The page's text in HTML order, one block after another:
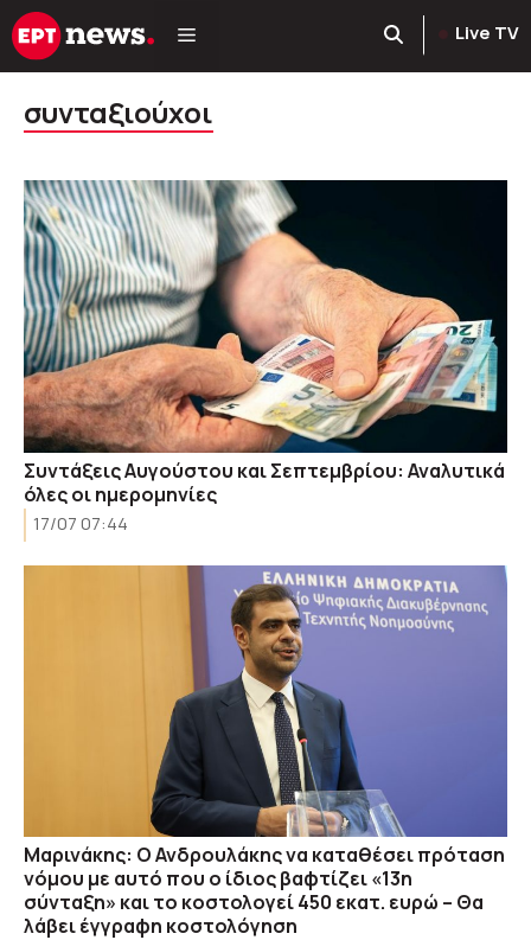
Μετάβαση
σε
Live TV
συνταξιούχοι
Συντάξεις Αυγούστου και Σεπτεμβρίου: Αναλυτικά
όλες οι ημερομηνίες
17/07 07:44
Μαρινάκης: Ο Ανδρουλάκης να καταθέσει πρόταση
νόμου με αυτό που ο ίδιος βαφτίζει «13η
σύνταξη» και το κοστολογεί 450 εκατ. ευρώ – Θα
λάβει έγγραφη κοστολόγηση